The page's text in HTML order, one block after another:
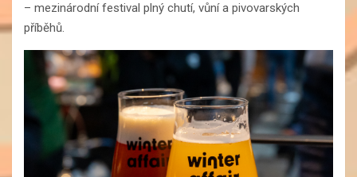
– mezinárodní festival plný chutí, vůní a pivovarských
příběhů.